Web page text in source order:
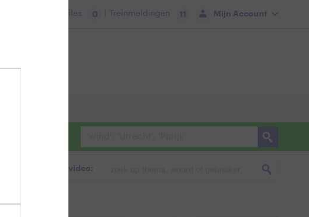
Mijn Account
Files 0 | Treinmeldingen 11
Zoeken in foto & video: